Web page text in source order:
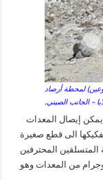
24 ابريل 2022 (قبل اسبوعين) لمحطة أرصاد
يمكن إيصال المعدات
الى قطع صغيرة
المحترفين
أمهر المتسلقين من حمل أكثر من 7 كيلوجرام من المعدات وهو